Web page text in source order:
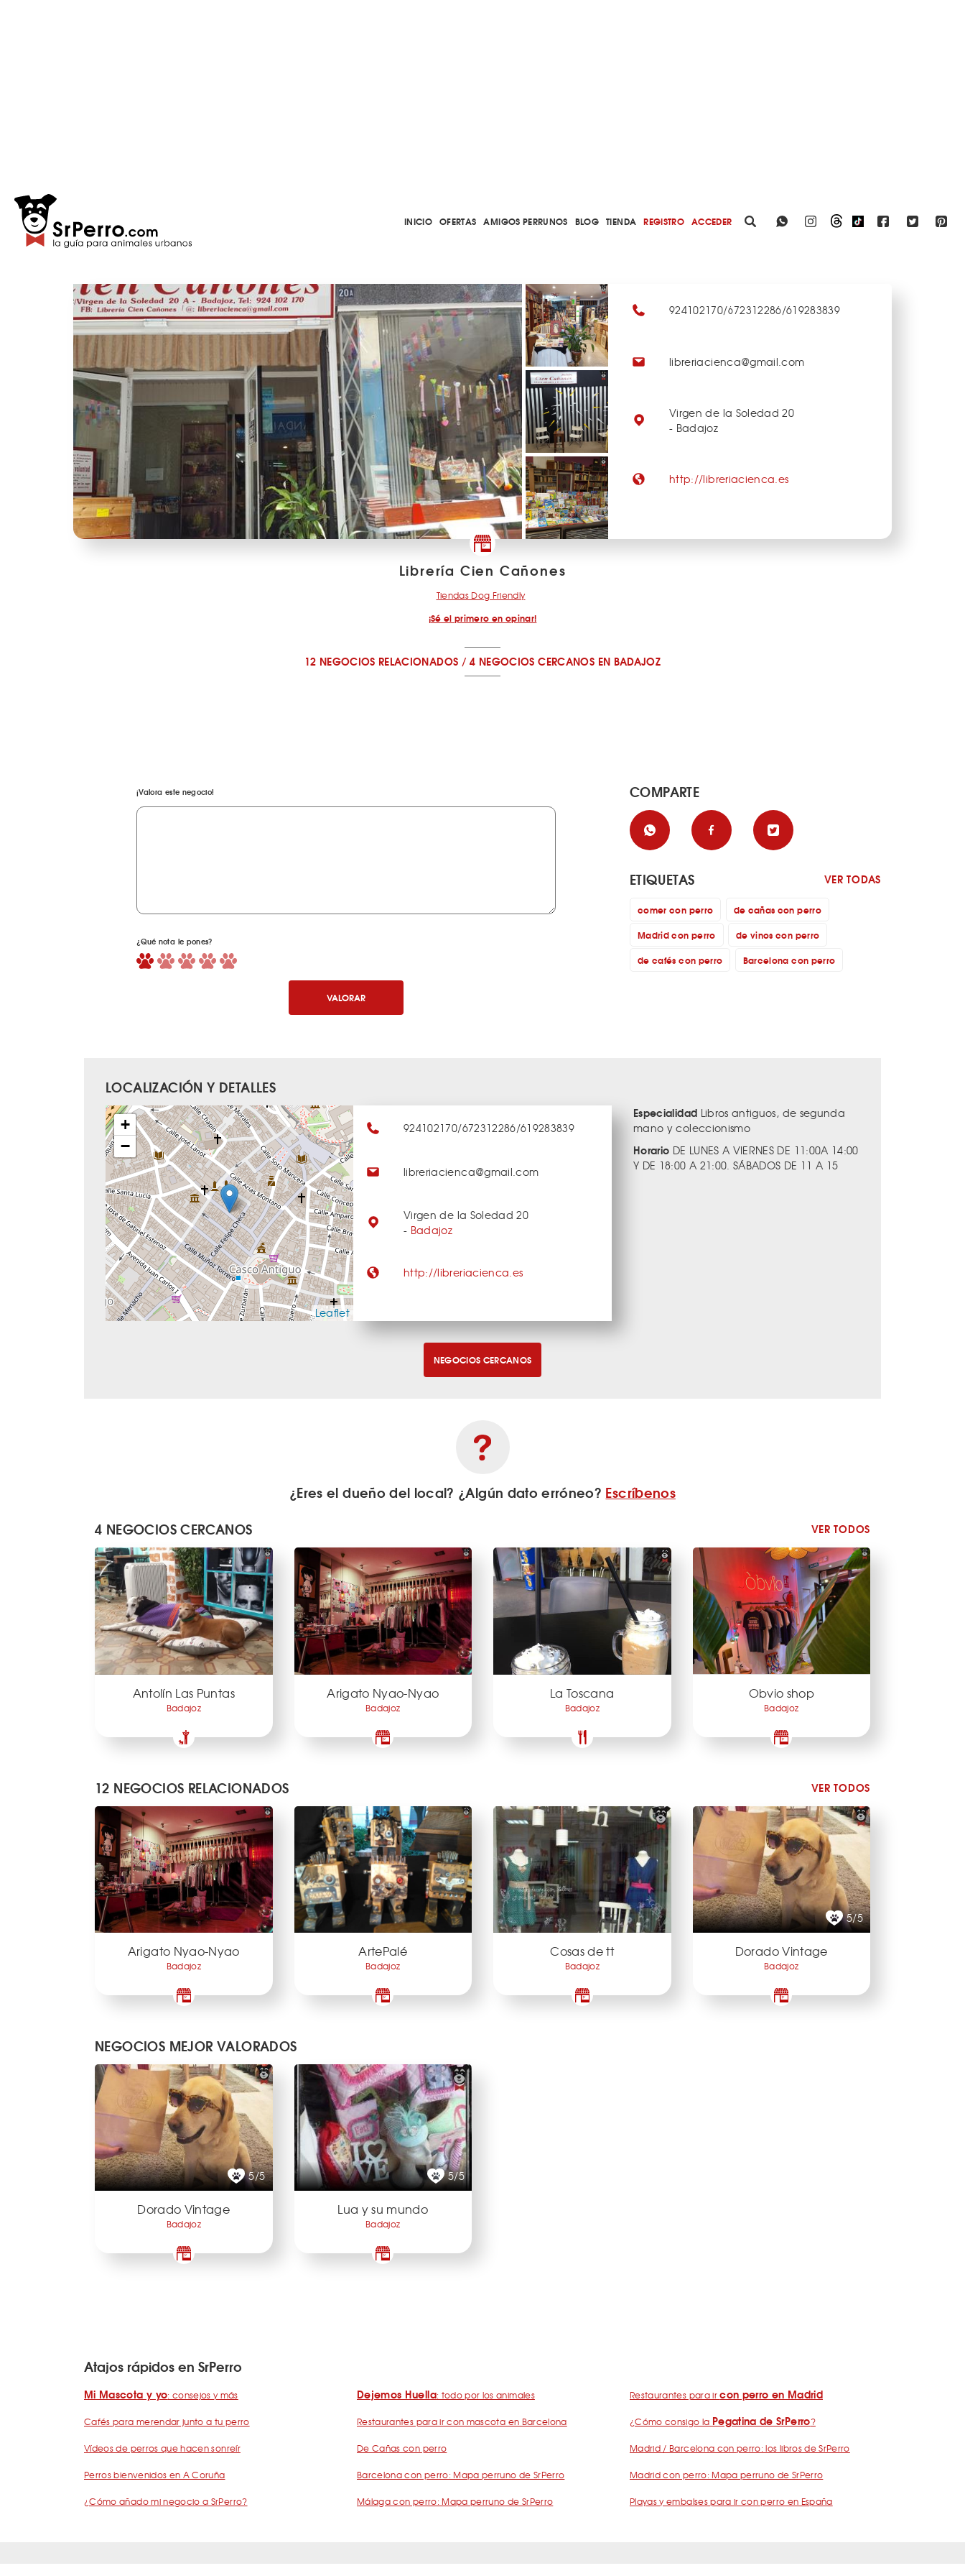
INICIO OFERTAS AMIGOS PERRUNOS BLOG TIENDA REGISTRO ACCEDER
924102170/672312286/619283839
libreriacienca@gmail.com
Virgen de la Soledad 20
- Badajoz
http://libreriacienca.es
Librería Cien Cañones
Tiendas Dog Friendly
¡Sé el primero en opinar!
12 NEGOCIOS RELACIONADOS /4 NEGOCIOS CERCANOS EN BADAJOZ
¡Valora este negocio!
¿Qué nota le pones?
VALORAR
COMPARTE
ETIQUETAS VER TODAS
comer con perro
de cañas con perro
Madrid con perro
de vinos con perro
de cafés con perro
Barcelona con perro
LOCALIZACIÓN Y DETALLES
+
−
Leaflet
924102170/672312286/619283839
libreriacienca@gmail.com
Virgen de la Soledad 20
- Badajoz
http://libreriacienca.es
Especialidad Libros antiguos, de segunda
mano y coleccionismo
Horario DE LUNES A VIERNES DE 11:00A 14:00
Y DE 18:00 A 21:00. SÁBADOS DE 11 A 15
NEGOCIOS CERCANOS
¿Eres el dueño del local? ¿Algún dato erróneo? Escríbenos
4 NEGOCIOS CERCANOS
VER TODOS
Antolín Las Puntas
Badajoz
Arigato Nyao-Nyao
Badajoz
La Toscana
Badajoz
Obvio shop
Badajoz
12 NEGOCIOS RELACIONADOS VER TODOS
Arigato Nyao-Nyao
Badajoz
ArtePalé
Badajoz
Cosas de tt
Badajoz
5/5
Dorado Vintage
Badajoz
NEGOCIOS MEJOR VALORADOS
5/5
Dorado Vintage
Badajoz
5/5
Lua y su mundo
Badajoz
Atajos rápidos en SrPerro
Mi Mascota y yo: consejos y más
Cafés para merendar junto a tu perro
Vídeos de perros que hacen sonreír
Perros bienvenidos en A Coruña
¿Cómo añado mi negocio a SrPerro?
Dejemos Huella: todo por los animales
Restaurantes para ir con mascota en Barcelona
De Cañas con perro
Barcelona con perro: Mapa perruno de SrPerro
Málaga con perro: Mapa perruno de SrPerro
Restaurantes para ircon perro en Madrid
¿Cómo consigo la Pegatina de SrPerro?
Madrid / Barcelona con perro: los libros de SrPerro
Madrid con perro: Mapa perruno de SrPerro
Playas y embalses para ir con perro en España